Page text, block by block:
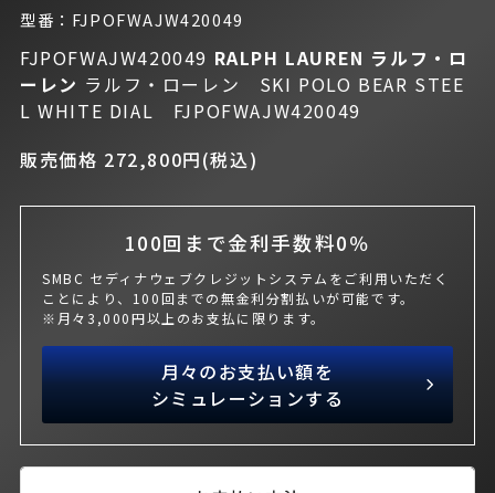
型番：FJPOFWAJW420049
FJPOFWAJW420049 RALPH LAUREN ラルフ・ロ
ーレン ラルフ・ローレン SKI POLO BEAR STEE
L WHITE DIAL FJPOFWAJW420049
販売価格 272,800円(税込)
100回まで金利手数料0％
SMBC セディナウェブクレジットシステムをご利用いただく
ことにより、100回までの無金利分割払いが可能です。
※月々3,000円以上のお支払に限ります。
月々のお支払い額を
シミュレーションする